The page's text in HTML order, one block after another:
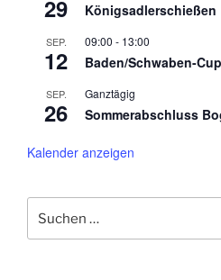
29 Königsadlerschießen
SEP.
12
09:00 - 13:00
Baden/Schwaben-
SEP.
26
Ganztägig
Sommerabschluss
Kalender anzeigen
nach: